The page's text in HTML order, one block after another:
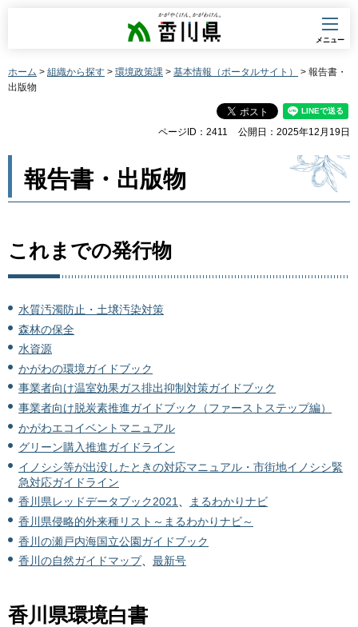
香川県
メニュー
ホーム > 組織から探す > 環境政策課 > 基本情報（ポータルサイト）
> 報告書・
出版物
ページID：2411 公開日：2025年12月19日
報告書・出版物
これまでの発行物
水質汚濁防止・土壌汚染対策
森林の保全
水資源
かがわの環境ガイドブック
事業者向け温室効果ガス排出抑制対策ガイドブック
事業者向け脱炭素推進ガイドブック（ファーストステップ編）
かがわエコイベントマニュアル
グリーン購入推進ガイドライン
イノシシ等が出没したときの対応マニュアル・市街地イノシシ緊
急対応ガイドライン
香川県レッドデータブック2021、
まるわかりナビ
香川県侵略的外来種リスト～まるわかりナビ～
香川の瀬戸内海国立公園ガイドブック
香川の自然ガイドマップ、 最新号
香川県環境白書